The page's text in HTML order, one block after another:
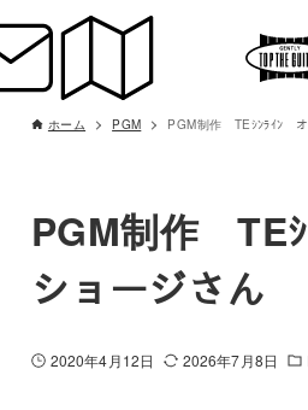
ホーム PGM PGM制作 TEｼﾝﾗｲﾝ オ
PGM制作 TE
ショージさん
2020年4月12日 2026年7月8日